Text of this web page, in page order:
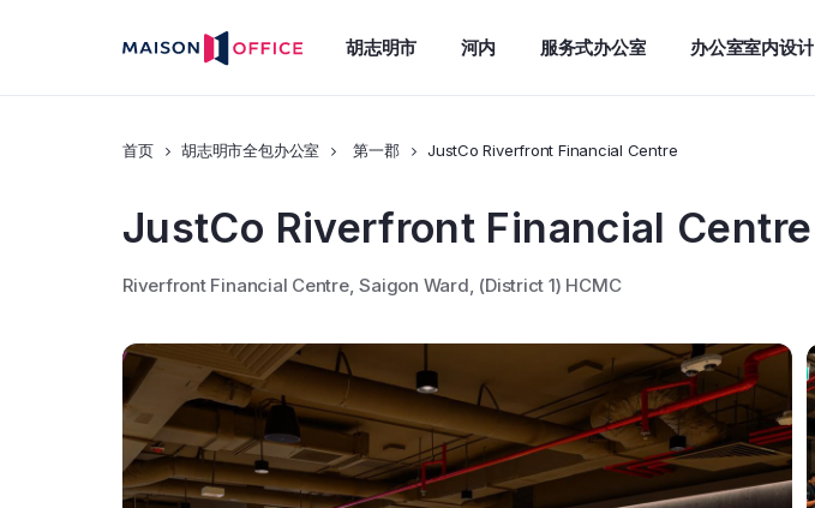
胡志明市 河内 服务式办公室 办公室室内设计
首页 胡志明市全包办公室 第一郡 JustCo Riverfront Financial Centre
JustCo Riverfront Financial Centre
Riverfront Financial Centre, Saigon Ward, (District 1) HCMC